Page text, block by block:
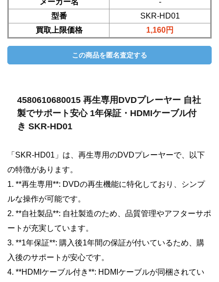
メーカー名
-
型番
SKR-HD01
買取上限価格
1,160円
4580610680015 再生専用DVDプレーヤー 自社
製でサポート安心 1年保証・HDMIケーブル付
き SKR-HD01
「SKR-HD01」は、再生専用のDVDプレーヤーで、以下
の特徴があります。
1. **再生専用**: DVDの再生機能に特化しており、シンプ
ルな操作が可能です。
2. **自社製品**: 自社製造のため、品質管理やアフターサポ
ートが充実しています。
3. **1年保証**: 購入後1年間の保証が付いているため、購
入後のサポートが安心です。
4. **HDMIケーブル付き**: HDMIケーブルが同梱されてい